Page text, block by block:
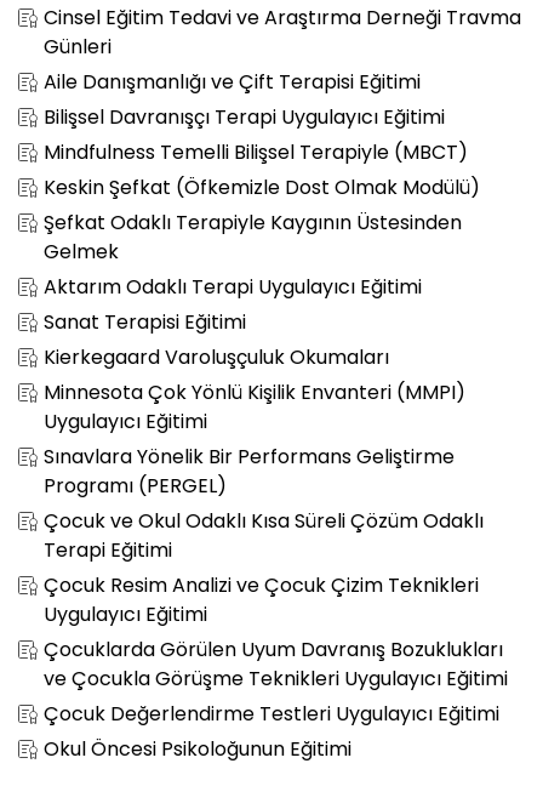
Cinsel Eğitim Tedavi ve Araştırma Derneği Travma
Günleri
Aile Danışmanlığı ve Çift Terapisi Eğitimi
Bilişsel Davranışçı Terapi Uygulayıcı Eğitimi
Mindfulness Temelli Bilişsel Terapiyle (MBCT)
Keskin Şefkat (Öfkemizle Dost Olmak Modülü)
Şefkat Odaklı Terapiyle Kaygının Üstesinden
Gelmek
Aktarım Odaklı Terapi Uygulayıcı Eğitimi
Sanat Terapisi Eğitimi
Kierkegaard Varoluşçuluk Okumaları
Minnesota Çok Yönlü Kişilik Envanteri (MMPI)
Uygulayıcı Eğitimi
Sınavlara Yönelik Bir Performans Geliştirme
Programı (PERGEL)
Çocuk ve Okul Odaklı Kısa Süreli Çözüm Odaklı
Terapi Eğitimi
Çocuk Resim Analizi ve Çocuk Çizim Teknikleri
Uygulayıcı Eğitimi
Çocuklarda Görülen Uyum Davranış Bozuklukları
ve Çocukla Görüşme Teknikleri Uygulayıcı Eğitimi
Çocuk Değerlendirme Testleri Uygulayıcı Eğitimi
Okul Öncesi Psikoloğunun Eğitimi